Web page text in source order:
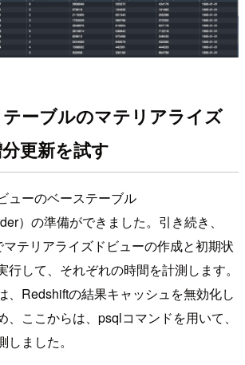
ーブルのマテリアライズ
更新を試す
ューのベーステーブル
）の準備ができました。引き続き、
テリアライズドビューの作成と初期状
行して、それぞれの時間を計測します。
、Redshiftの結果キャッシュを無効化し
、ここからは、psqlコマンドを用いて、
ました。